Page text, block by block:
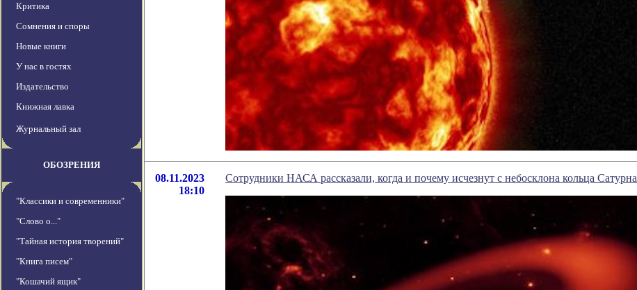
Критика
Сомнения и споры
Новые книги
У нас в гостях
Издательство
Книжная лавка
Журнальный зал
ОБОЗРЕНИЯ
"Классики и современники"
"Слово о..."
"Тайная история творений"
"Книга писем"
"Кошачий ящик"
08.11.2023
18:10
Сотрудники НАСА рассказали, когда и почему исчезнут с небосклона кольца Сатурна